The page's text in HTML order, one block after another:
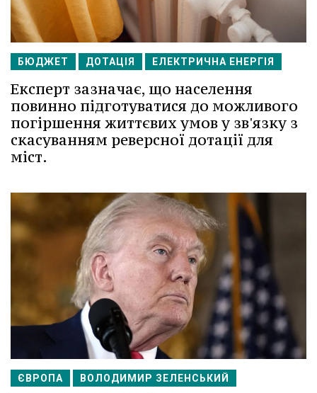
БЮДЖЕТ ДОТАЦІЯ ЕЛЕКТРИЧНА ЕНЕРГІЯ
Експерт зазначає, що населення
повинно підготуватися до можливого
погіршення життєвих умов у зв'язку з
скасуванням реверсної дотації для
міст.
ЄВРОПА ВОЛОДИМИР ЗЕЛЕНСЬКИЙ